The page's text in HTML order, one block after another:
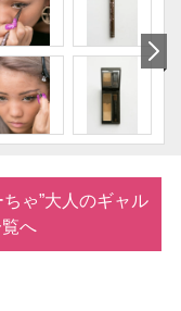
ゃ”大人のギャル
へ